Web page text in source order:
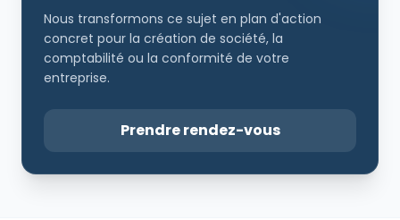
Nous transformons ce sujet en plan d'action
concret pour la création de société, la
comptabilité ou la conformité de votre
entreprise.
Prendre rendez-vous